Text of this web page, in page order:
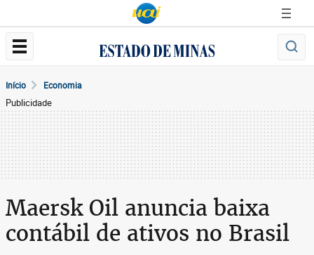
Início Economia
Publicidade
Maersk Oil anuncia baixa
contábil de ativos no Brasil